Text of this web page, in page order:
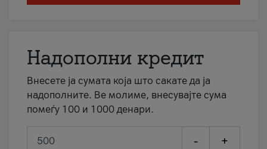
Надополни кредит
Внесете ја сумата која што сакате да ја
надополните. Ве молиме, внесувајте сума
помеѓу 100 и 1000 денари.
- +